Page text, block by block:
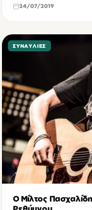
24/07/2019
ΣΥΝΑΥΛΊΕΣ
Ο Μίλτος